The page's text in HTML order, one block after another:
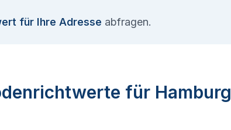
für Ihre Adresse abfragen.
für Hamburg